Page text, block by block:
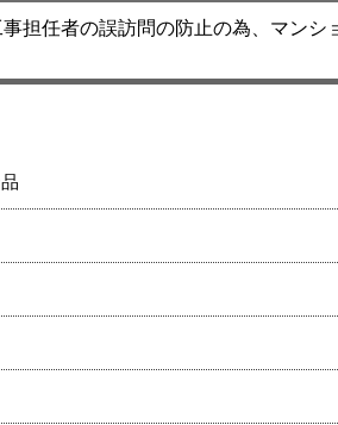
担任者の誤訪問の防止の為、マンシ